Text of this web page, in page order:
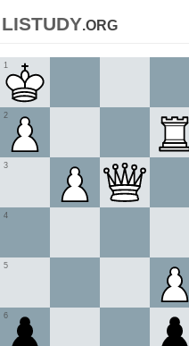
listudy.org
1
2
3
4
5
6